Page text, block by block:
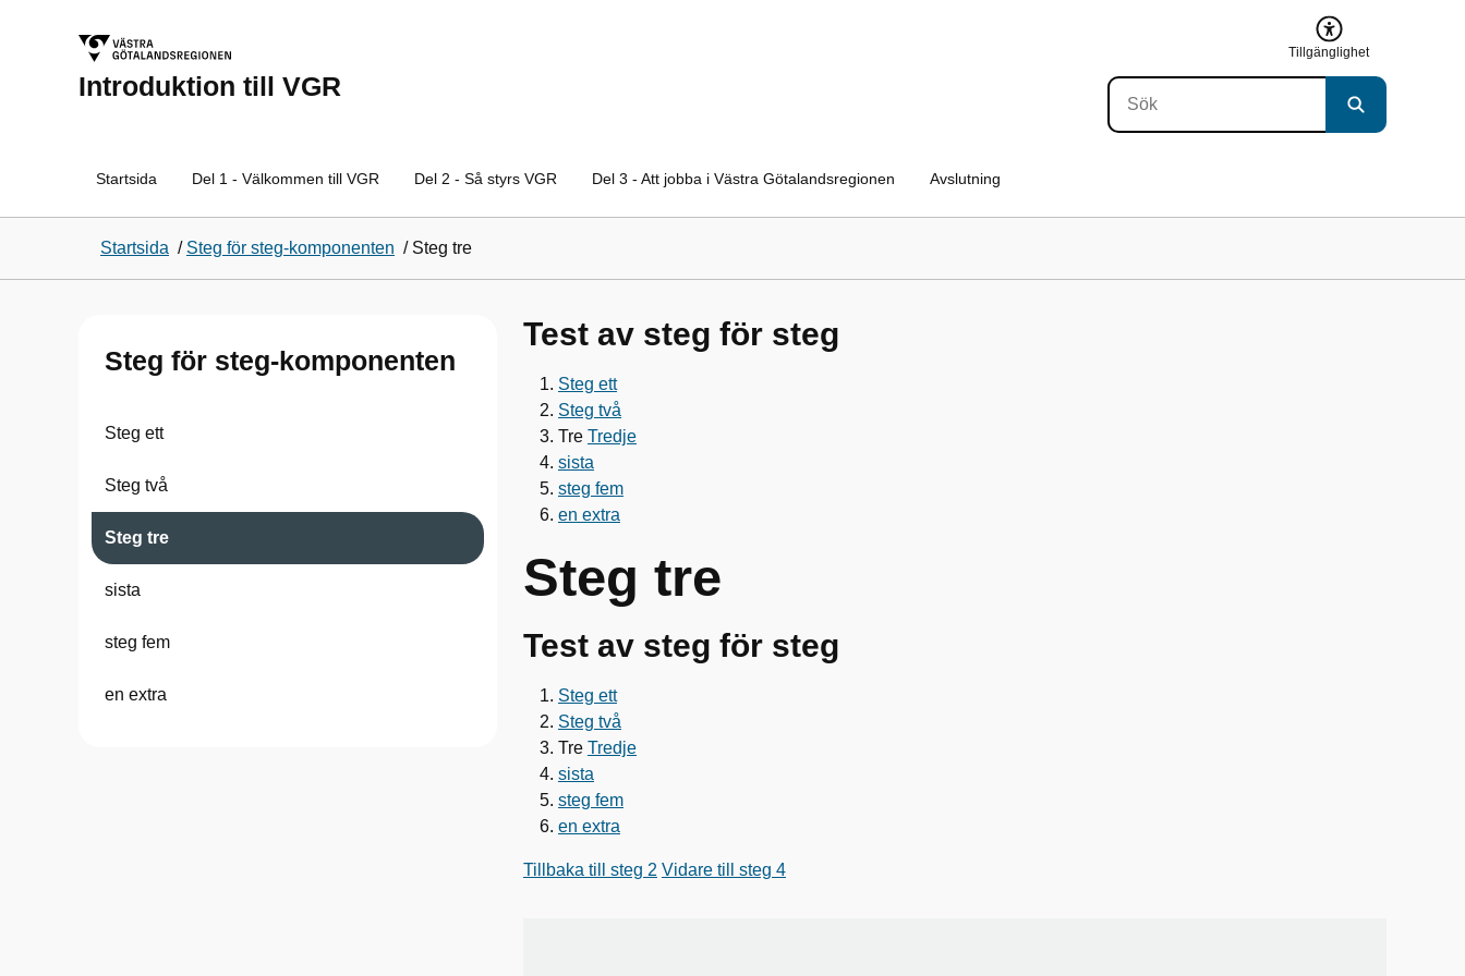
Introduktion till VGR
Tillgänglighet
Startsida Del 1 - Välkommen till VGR Del 2 - Så styrs VGR Del 3 - Att jobba i Västra Götalandsregionen Avslutning
Startsida / Steg för steg-komponenten / Steg tre
Steg för steg-komponenten
Steg ett
Steg två
Steg tre
sista
steg fem
en extra
Test av steg för steg
Steg ett
Steg två
Tre Tredje
sista
steg fem
en extra
Steg tre
Test av steg för steg
Steg ett
Steg två
Tre Tredje
sista
steg fem
en extra
Tillbaka till steg 2 Vidare till steg 4